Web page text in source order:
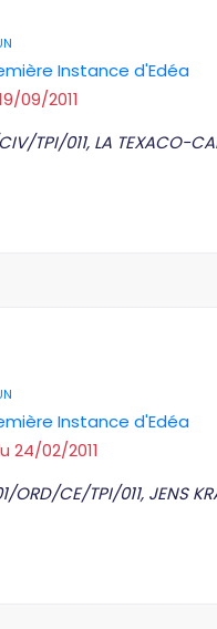
Instance d'Edéa
09/2011
TPI/011, LA TEXACO-
Instance d'Edéa
24/02/2011
ORD/CE/TPI/011, JENS